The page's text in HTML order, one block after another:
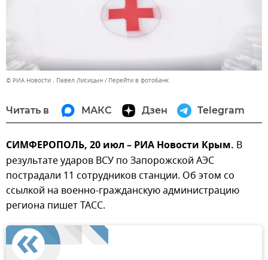
© РИА Новости . Павел Лисицын Перейти в фотобанк
Читать в МАКС Дзен Telegram
СИМФЕРОПОЛЬ, 20 июл – РИА Новости Крым. В
результате ударов ВСУ по Запорожской АЭС
пострадали 11 сотрудников станции. Об этом со
ссылкой на военно-гражданскую администрацию
региона пишет ТАСС.